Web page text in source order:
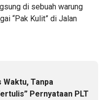
di sebuah warung
“Pak Kulit” di Jalan
Tanpa
Pernyataan PLT